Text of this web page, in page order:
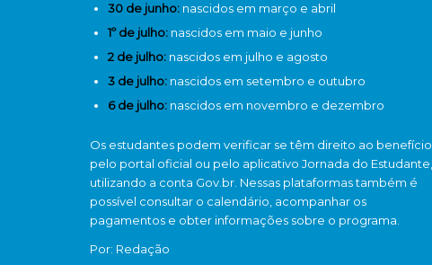
30 de junho: nascidos em março e abril
1º de julho: nascidos em maio e junho
2 de julho: nascidos em julho e agosto
3 de julho: nascidos em setembro e outubro
6 de julho: nascidos em novembro e dezembro
Os estudantes podem verificar se têm direito ao benefício
pelo portal oficial ou pelo aplicativo Jornada do Estudante,
utilizando a conta Gov.br. Nessas plataformas também é
possível consultar o calendário, acompanhar os
pagamentos e obter informações sobre o programa.
Por: Redação